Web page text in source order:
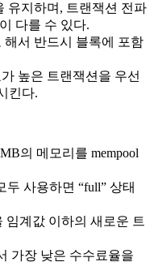
유지하며, 트랜잭션 전파
다를 수 있다.
해서 반드시 블록에 포함
높은 트랜잭션을 우선
킨다.
의 메모리를 mempool
두 사용하면 “full” 상태
임계값 이하의 새로운 트
가장 낮은 수수료율을